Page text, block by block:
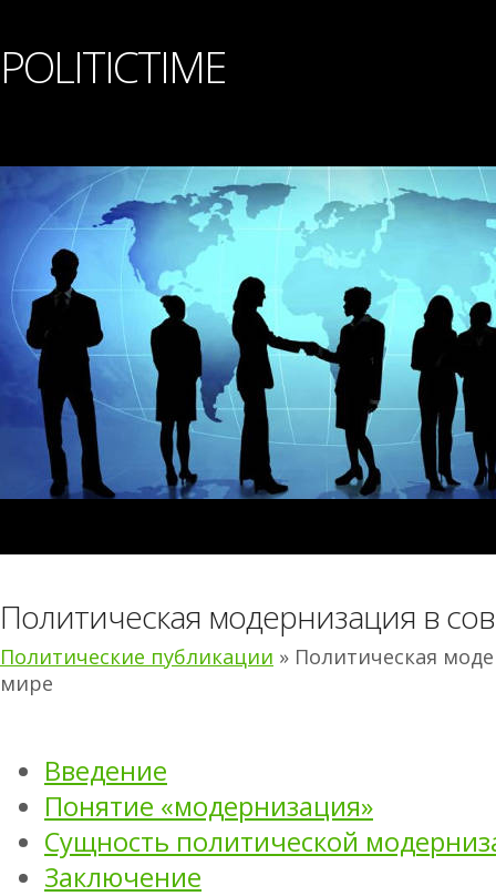
POLITICTIME
Политическая модернизация в
Политические публикации » Политическая
мире
Введение
Понятие «модернизация»
Сущность политической
Заключение